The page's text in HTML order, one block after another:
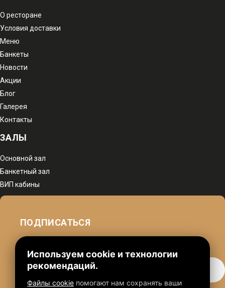
О ресторане
Условия доставки
Меню
Банкеты
Новости
Акции
Блог
Галерея
Контакты
ЗАЛЫ
Основной зал
Банкетный зал
ВИП кабины
ПОДПИСАТЬСЯ
Используем cookie и технологии
рекомендаций.
Файлы cookie помогают нам сохранять ваши